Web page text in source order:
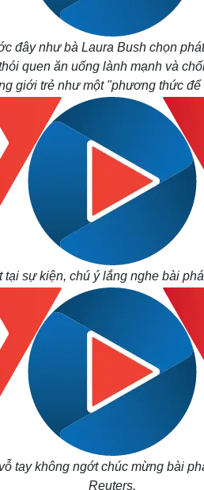
đây như bà Laura Bush chọn
quen ăn uống lành mạnh và
giới trẻ như một "phương thức
sự kiện, chú ý lắng nghe bài
tay không ngớt chúc mừng bài
Reuters.